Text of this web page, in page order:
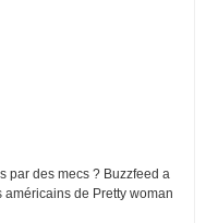
par des mecs ? Buzzfeed a
de Pretty woman